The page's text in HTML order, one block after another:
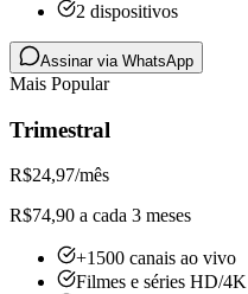
2 dispositivos
Assinar via WhatsApp
Mais Popular
Trimestral
R$24,97/mês
R$74,90 a cada 3 meses
+1500 canais ao vivo
Filmes e séries HD/4K